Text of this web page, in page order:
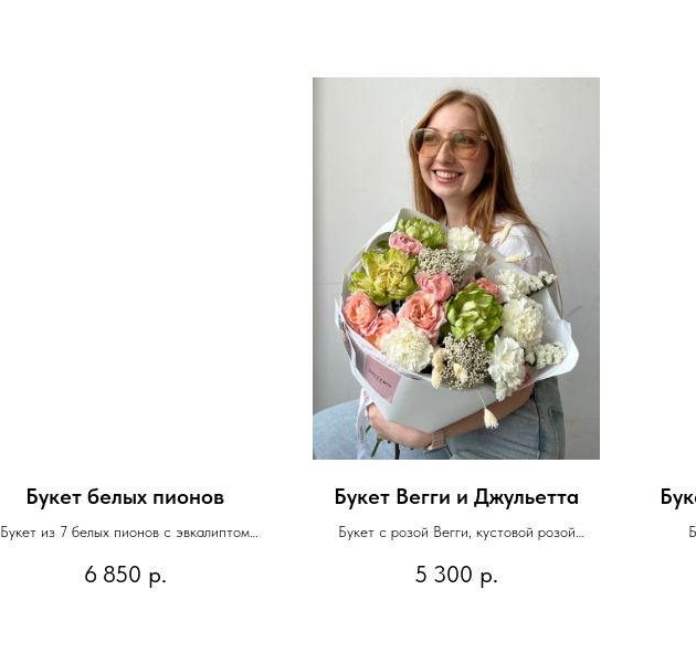
Букет белых пионов
Букет из 7 белых пионов с эвкалиптом
6 850 р.
Букет Вегги и Джульетта
Букет с розой Вегги, кустовой розой
5 300 р.